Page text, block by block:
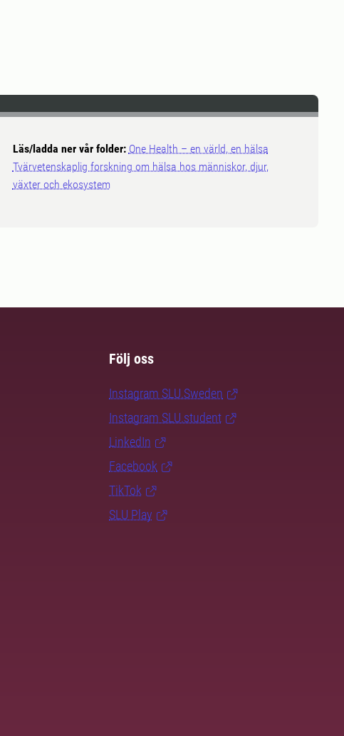
Läs/ladda ner vår folder: One Health – en värld, en hälsa
Tvärvetenskaplig forskning om hälsa hos människor, djur,
växter och ekosystem
Följ oss
Instagram SLU.Sweden
Instagram SLU.student
LinkedIn
Facebook
TikTok
SLU Play